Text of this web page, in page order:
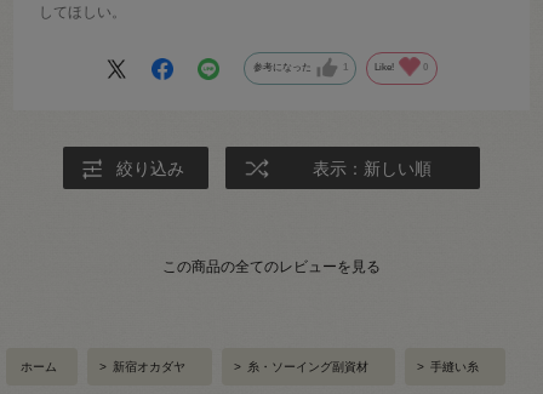
してほしい。
参考になった 1 Like! 0
絞り込み 表示：新しい順
この商品の全てのレビューを見る
ホーム > 新宿オカダヤ > 糸・ソーイング副資材 > 手縫い糸